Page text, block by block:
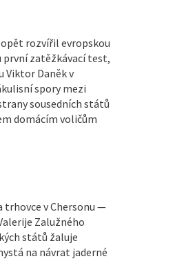
rozvířil evropskou
zatěžkávací test,
Viktor Daněk v
spory mezi
sousedních států
domácím voličům
trhovce v Chersonu —
Zalužného
států žaluje
na návrat jaderné